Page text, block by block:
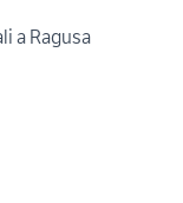
a Ragusa